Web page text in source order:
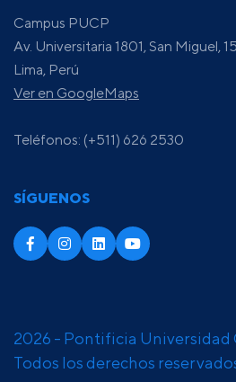
Campus PUCP
Av. Universitaria 1801, San Miguel,
Lima, Perú
Ver en GoogleMaps
Teléfonos: (+511) 626 2530
SÍGUENOS
2026 - Pontificia Universidad
Todos los derechos